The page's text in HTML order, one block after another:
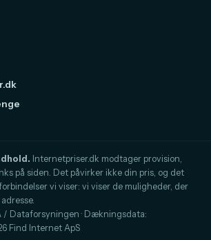
Internetpriser.dk modtager provision,
på siden. Det påvirker ikke din pris, og det
vi viser: vi viser de muligheder, der
/ Dataforsyningen · Dækningsdata:
Find Internet ApS